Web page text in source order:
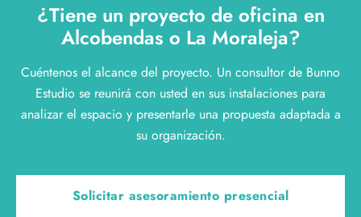
¿Tiene un proyecto de oficina en
Alcobendas o La Moraleja?
Cuéntenos el alcance del proyecto. Un consultor de Bunno
Estudio se reunirá con usted en sus instalaciones para
analizar el espacio y presentarle una propuesta adaptada a
su organización.
Solicitar asesoramiento presencial